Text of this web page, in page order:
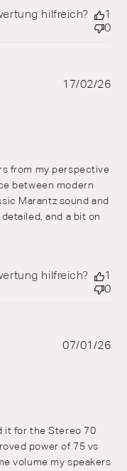
hilfreich?
1
0
from my perspective
between modern
Marantz sound and
and a bit on
17/02/26
hilfreich?
1
0
it for the Stereo 70
power of 75 vs
volume my speakers
07/01/26